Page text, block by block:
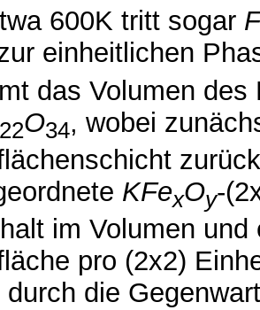
600K tritt sogar
einheitlichen
das Volumen
22O34, wobei
KFexOy-
im Volumen
pro (2x2)
durch die